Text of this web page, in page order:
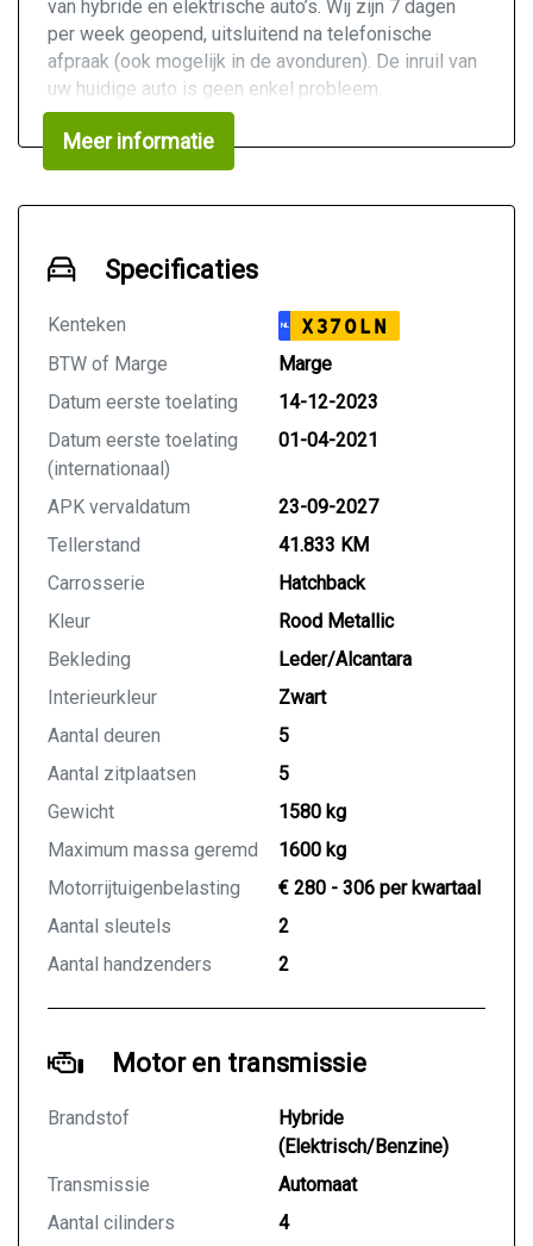
van hybride en elektrische auto’s. Wij zijn 7 dagen
per week geopend, uitsluitend na telefonische
afpraak (ook mogelijk in de avonduren). De inruil van
uw huidige auto is geen enkel probleem.
KOOP ZEKER EN VERTROUWD BIJ UW BOVAG
AUTODEALER.
We hebben ons uiterste best gedaan om alle
informatie in deze advertentie correct weer te
geven. Er kunnen echter geen rechten worden
ontleend aan de verstrekte informatie in de
advertentie. Vertrouw niet alleen op deze informatie
maar controleert u altijd zelf de zaken welke voor u
belangrijk zijn en uw beslissing zouden kunnen
beïnvloeden. Neem contact op met de verkoper voor
uw aanvullende vragen.
Meer informatie
Specificaties
Kenteken NL X370LN
BTW of Marge
Marge
Datum eerste toelating
14-12-2023
Datum eerste toelating
(internationaal)
01-04-2021
APK vervaldatum
23-09-2027
Tellerstand
41.833 KM
Carrosserie
Hatchback
Kleur
Rood Metallic
Bekleding
Leder/Alcantara
Interieurkleur
Zwart
Aantal deuren
5
Aantal zitplaatsen
5
Gewicht
1580 kg
Maximum massa geremd
1600 kg
Motorrijtuigenbelasting
€ 280 - 306 per kwartaal
Aantal sleutels
2
Aantal handzenders
2
Motor en transmissie
Brandstof
Hybride
(Elektrisch/Benzine)
Transmissie
Automaat
Aantal cilinders
4